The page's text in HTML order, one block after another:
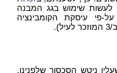
שימוש בגג המבנה
שהקימה המשיבה 3 על-פי עיסקת הקומבינציה
ניטש הסכסוך שלפנינו,